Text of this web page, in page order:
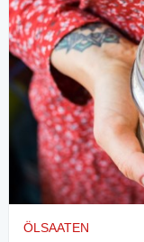
ÖLSAATEN